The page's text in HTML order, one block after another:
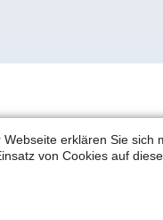
erklären Sie
von Cookies auf